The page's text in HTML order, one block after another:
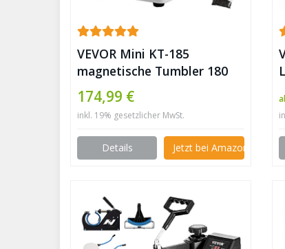
VEVOR Mini KT-185
magnetische Tumbler 180
mm, Schmuck
Poliermaschine und Finisher
Maschine mit guter
Zeitfunktion, schneller
Verarbeitungsgeschwindigkeit
RPM ✪
174,99 €
inkl. 19% gesetzlicher MwSt.
Details Jetzt bei Amazon kaufen